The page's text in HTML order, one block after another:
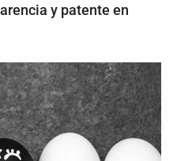
y patente en